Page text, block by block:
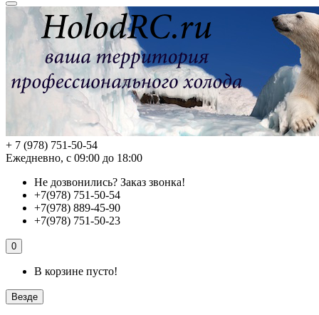
+ 7 (978) 751-50-54
Ежедневно, с 09:00 до 18:00
Не дозвонились? Заказ звонка!
+7(978) 751-50-54
+7(978) 889-45-90
+7(978) 751-50-23
0
В корзине пусто!
Везде